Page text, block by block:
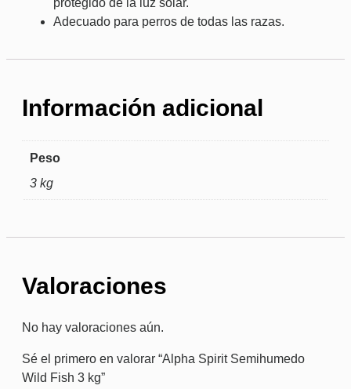
protegido de la luz solar.
Adecuado para perros de todas las razas.
Información adicional
Peso
3 kg
Valoraciones
No hay valoraciones aún.
Sé el primero en valorar “Alpha Spirit Semihumedo
Wild Fish 3 kg”